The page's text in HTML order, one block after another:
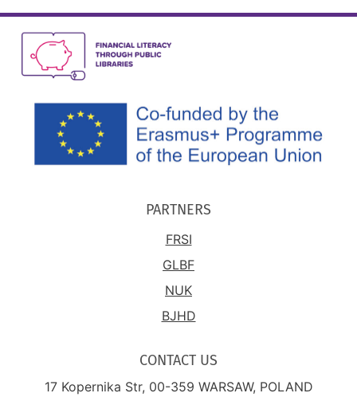
PARTNERS
FRSI
GLBF
NUK
BJHD
CONTACT US
17 Kopernika Str, 00-359 WARSAW, POLAND